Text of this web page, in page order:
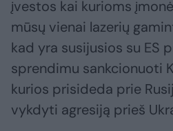
įvestos kai kurioms
mūsų vienai lazerių
kad yra susijusios su ES
sprendimu sankcionuoti
kurios prisideda prie
vykdyti agresiją prieš